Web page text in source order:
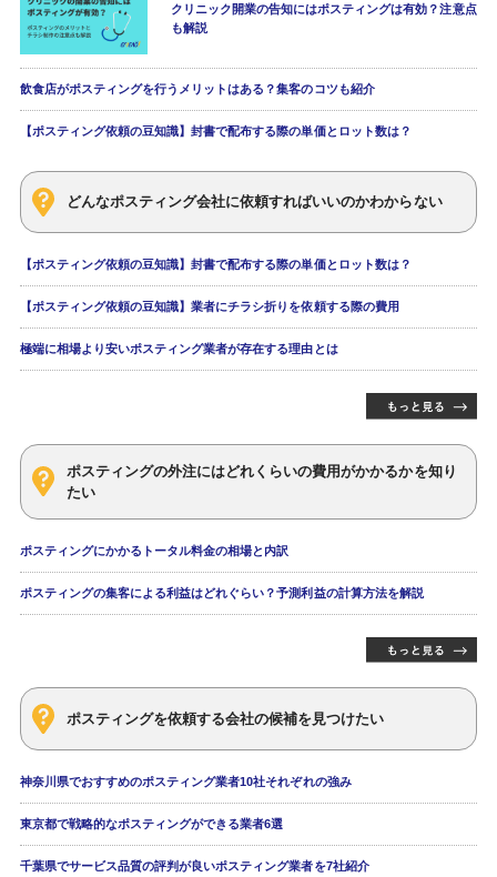
クリニック開業の告知にはポスティングは有効？注意点
も解説
飲食店がポスティングを行うメリットはある？集客のコツも紹介
【ポスティング依頼の豆知識】封書で配布する際の単価とロット数は？
どんなポスティング会社に依頼すればいいのかわからない
【ポスティング依頼の豆知識】封書で配布する際の単価とロット数は？
【ポスティング依頼の豆知識】業者にチラシ折りを依頼する際の費用
極端に相場より安いポスティング業者が存在する理由とは
ポスティングの外注にはどれくらいの費用がかかるかを知り
たい
ポスティングにかかるトータル料金の相場と内訳
ポスティングの集客による利益はどれぐらい？予測利益の計算方法を解説
ポスティングを依頼する会社の候補を見つけたい
神奈川県でおすすめのポスティング業者10社それぞれの強み
東京都で戦略的なポスティングができる業者6選
千葉県でサービス品質の評判が良いポスティング業者を7社紹介